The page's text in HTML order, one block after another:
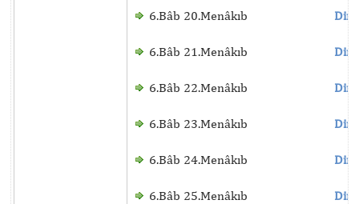
6.Bâb 20.Menâkıb
6.Bâb 21.Menâkıb
6.Bâb 22.Menâkıb
6.Bâb 23.Menâkıb
6.Bâb 24.Menâkıb
6.Bâb 25.Menâkıb